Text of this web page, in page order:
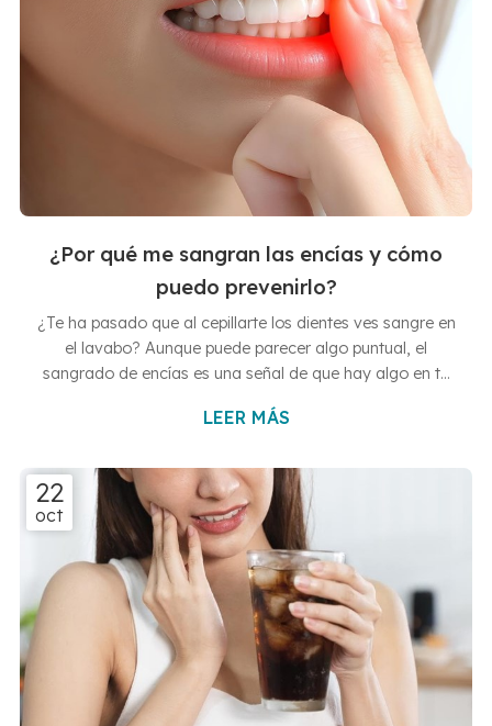
¿Por qué me sangran las encías y cómo
puedo prevenirlo?
¿Te ha pasado que al cepillarte los dientes ves sangre en
el lavabo? Aunque puede parecer algo puntual, el
sangrado de encías es una señal de que hay algo en tu
Entonces sigue leyendo este nuevo artículo que hemos
Vallejo, tus clínicas dentales en Vigo y Baiona, ya que
queremos explicarte por qué ocurre y, sobre todo, cómo
puedes evitarlo antes de que se convierta en un
problema más serio. ...
LEER MÁS
22
oct